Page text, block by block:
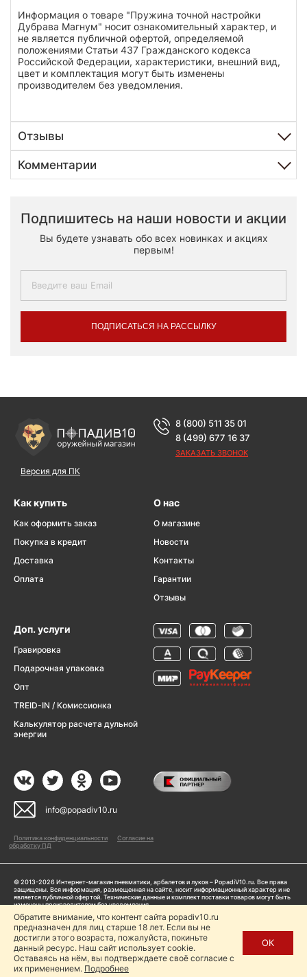
Информация о товаре "Пружина точной настройки
Дубрава Магнум" носит ознакомительный характер, и
не является публичной офертой, определяемой
положениями Статьи 437 Гражданского кодекса
Российской Федерации, характеристики, внешний вид,
цвет и комплектация могут быть изменены
производителем без уведомления.
Отзывы
Комментарии
Подпишитесь на наши новости и акции
Вы будете узнавать обо всех новинках и акциях
первым!
ПОДПИСАТЬСЯ НА РАССЫЛКУ
Версия для ПК
8 (800) 511 35 01
8 (499) 677 16 37
ЗАКАЗАТЬ ЗВОНОК
Как купить
Как оформить заказ
Покупка в кредит
Доставка
Оплата
О нас
О магазине
Новости
Контакты
Гарантии
Отзывы
Доп. услуги
Гравировка
Подарочная упаковка
Опт
TREID-IN / Комиссионка
Калькулятор расчета дульной
энергии
info@popadiv10.ru
Политика конфиденциальности
Согласие на
обработку ПД
© 2013-2026 Интернет-магазин пневматики, арбалетов и луков – PopadiV10.ru. Все права
защищены. Вся информация, размещенная на сайте, носит информационный характер и не
является публичной офертой. Технические данные и комплект поставки товаров могут быть
изменены производителем без уведомления
Пользуясь сайтом Popadiv10.ru, пользователь автоматически соглашается с условиями,
прописанными в
Политике конфиденциальности
Копирование любой информации (тексты, фото, видео и др.) с сайта Popadiv10 запрещено,
за исключением наличия письменного согласия администрации сайта Popadiv10.
Обратите внимание, что контент сайта popadiv10.ru
предназначен для лиц старше 18 лет. Если вы не
достигли этого возраста, пожалуйста, покиньте
данный ресурс. Наш сайт использует cookie.
Оставаясь на нём, вы подтверждаете своё согласие с
их применением. Подробнее
ОК